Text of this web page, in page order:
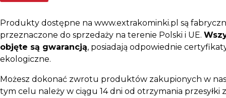
Produkty dostępne na www.extrakominki.pl są
przeznaczone do sprzedaży na terenie Polski i UE.
objęte są gwarancją, posiadają odpowiednie
ekologiczne.
Możesz dokonać zwrotu produktów zakupionych w
tym celu należy w ciągu 14 dni od otrzymania przesyłki